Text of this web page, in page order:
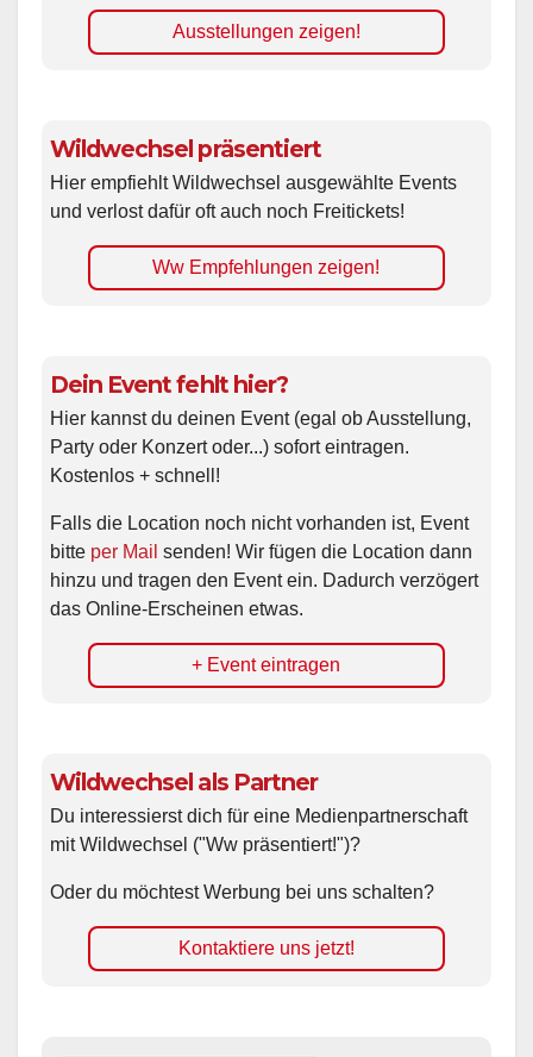
Ausstellungen zeigen!
Wildwechsel präsentiert
Hier empfiehlt Wildwechsel ausgewählte Events
und verlost dafür oft auch noch Freitickets!
Ww Empfehlungen zeigen!
Dein Event fehlt hier?
Hier kannst du deinen Event (egal ob Ausstellung,
Party oder Konzert oder...) sofort eintragen.
Kostenlos + schnell!
Falls die Location noch nicht vorhanden ist, Event
bitte per Mail senden! Wir fügen die Location dann
hinzu und tragen den Event ein. Dadurch verzögert
das Online-Erscheinen etwas.
+ Event eintragen
Wildwechsel als Partner
Du interessierst dich für eine Medienpartnerschaft
mit Wildwechsel ("Ww präsentiert!")?
Oder du möchtest Werbung bei uns schalten?
Kontaktiere uns jetzt!